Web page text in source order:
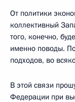
От политики
коллективный
того, конечно,
именно поводы.
подходов, во
В этой связи
Федерации при